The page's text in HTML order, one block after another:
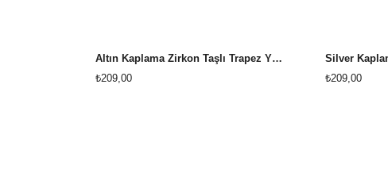
Altın Kaplama Zirkon Taşlı Trapez Yüzük
₺209,00
₺209,00